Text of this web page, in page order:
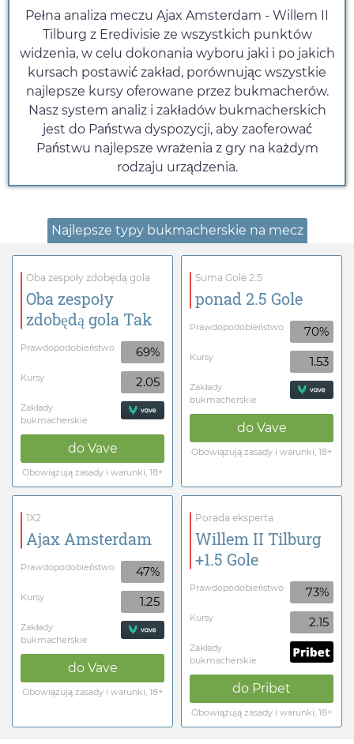
Pełna analiza meczu Ajax Amsterdam - Willem II
Tilburg z Eredivisie ze wszystkich punktów
widzenia, w celu dokonania wyboru jaki i po jakich
kursach postawić zakład, porównując wszystkie
najlepsze kursy oferowane przez bukmacherów.
Nasz system analiz i zakładów bukmacherskich
jest do Państwa dyspozycji, aby zaoferować
Państwu najlepsze wrażenia z gry na każdym
rodzaju urządzenia.
Najlepsze typy bukmacherskie na mecz
Oba zespoły zdobędą gola
Oba zespoły
zdobędą gola Tak
Prawdopodobieństwo 69%
Kursy 2.05
Zakłady
bukmacherskie
do Vave
Obowiązują zasady i warunki, 18+
Suma Gole 2.5
ponad 2.5 Gole
Prawdopodobieństwo 70%
Kursy 1.53
Zakłady
bukmacherskie
do Vave
Obowiązują zasady i warunki, 18+
1X2
Ajax Amsterdam
Prawdopodobieństwo 47%
Kursy 1.25
Zakłady
bukmacherskie
do Vave
Obowiązują zasady i warunki, 18+
Porada eksperta
Willem II Tilburg
+1.5 Gole
Prawdopodobieństwo 73%
Kursy 2.15
Zakłady
bukmacherskie
do Pribet
Obowiązują zasady i warunki, 18+